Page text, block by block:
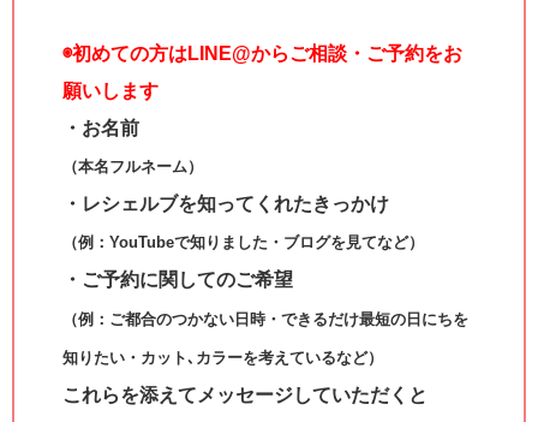
◉初めての方はLINE@からご相談・ご予約をお
願いします
・お名前
（本名フルネーム）
・レシェルブを知ってくれたきっかけ
（例：YouTubeで知りました・ブログを見てなど）
・ご予約に関してのご希望
（例：ご都合のつかない日時・できるだけ最短の日にちを
知りたい・カット､カラーを考えているなど）
これらを添えてメッセージしていただくと